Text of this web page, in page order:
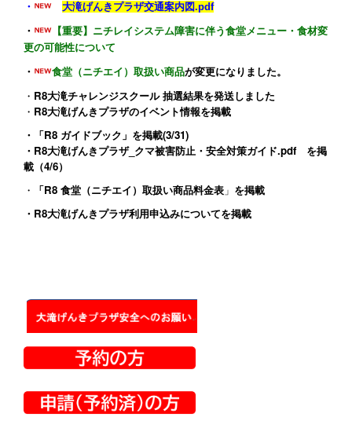
・ 大滝げんきプラザ交通案内図.pdf
・
【重要】ニチレイシステム障害に伴う食堂メニュー・食材変
更の可能性について
・ 食堂（ニチエイ）取扱い商品が変更になりました。
・ R8大滝チャレンジスクール 抽選結果を発送しました
・ R8大滝げんきプラザのイベント情報を掲載
・ 「R8 ガイドブック」 を掲載(3/31)
・ R8大滝げんきプラザ_クマ被害防止・安全対策ガイド.pdfを掲
載（4/6）
・
「R8 食堂（ニチエイ）取扱い商品料金表 」 を掲載
・ R8大滝げんきプラザ利用申込みについてを掲載